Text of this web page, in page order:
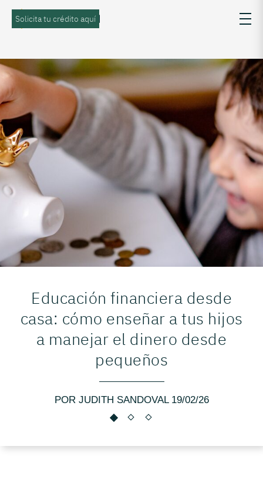
Solicita tu crédito aquí
Educación financiera desde
casa: cómo enseñar a tus hijos
a manejar el dinero desde
pequeños
POR JUDITH SANDOVAL 19/02/26